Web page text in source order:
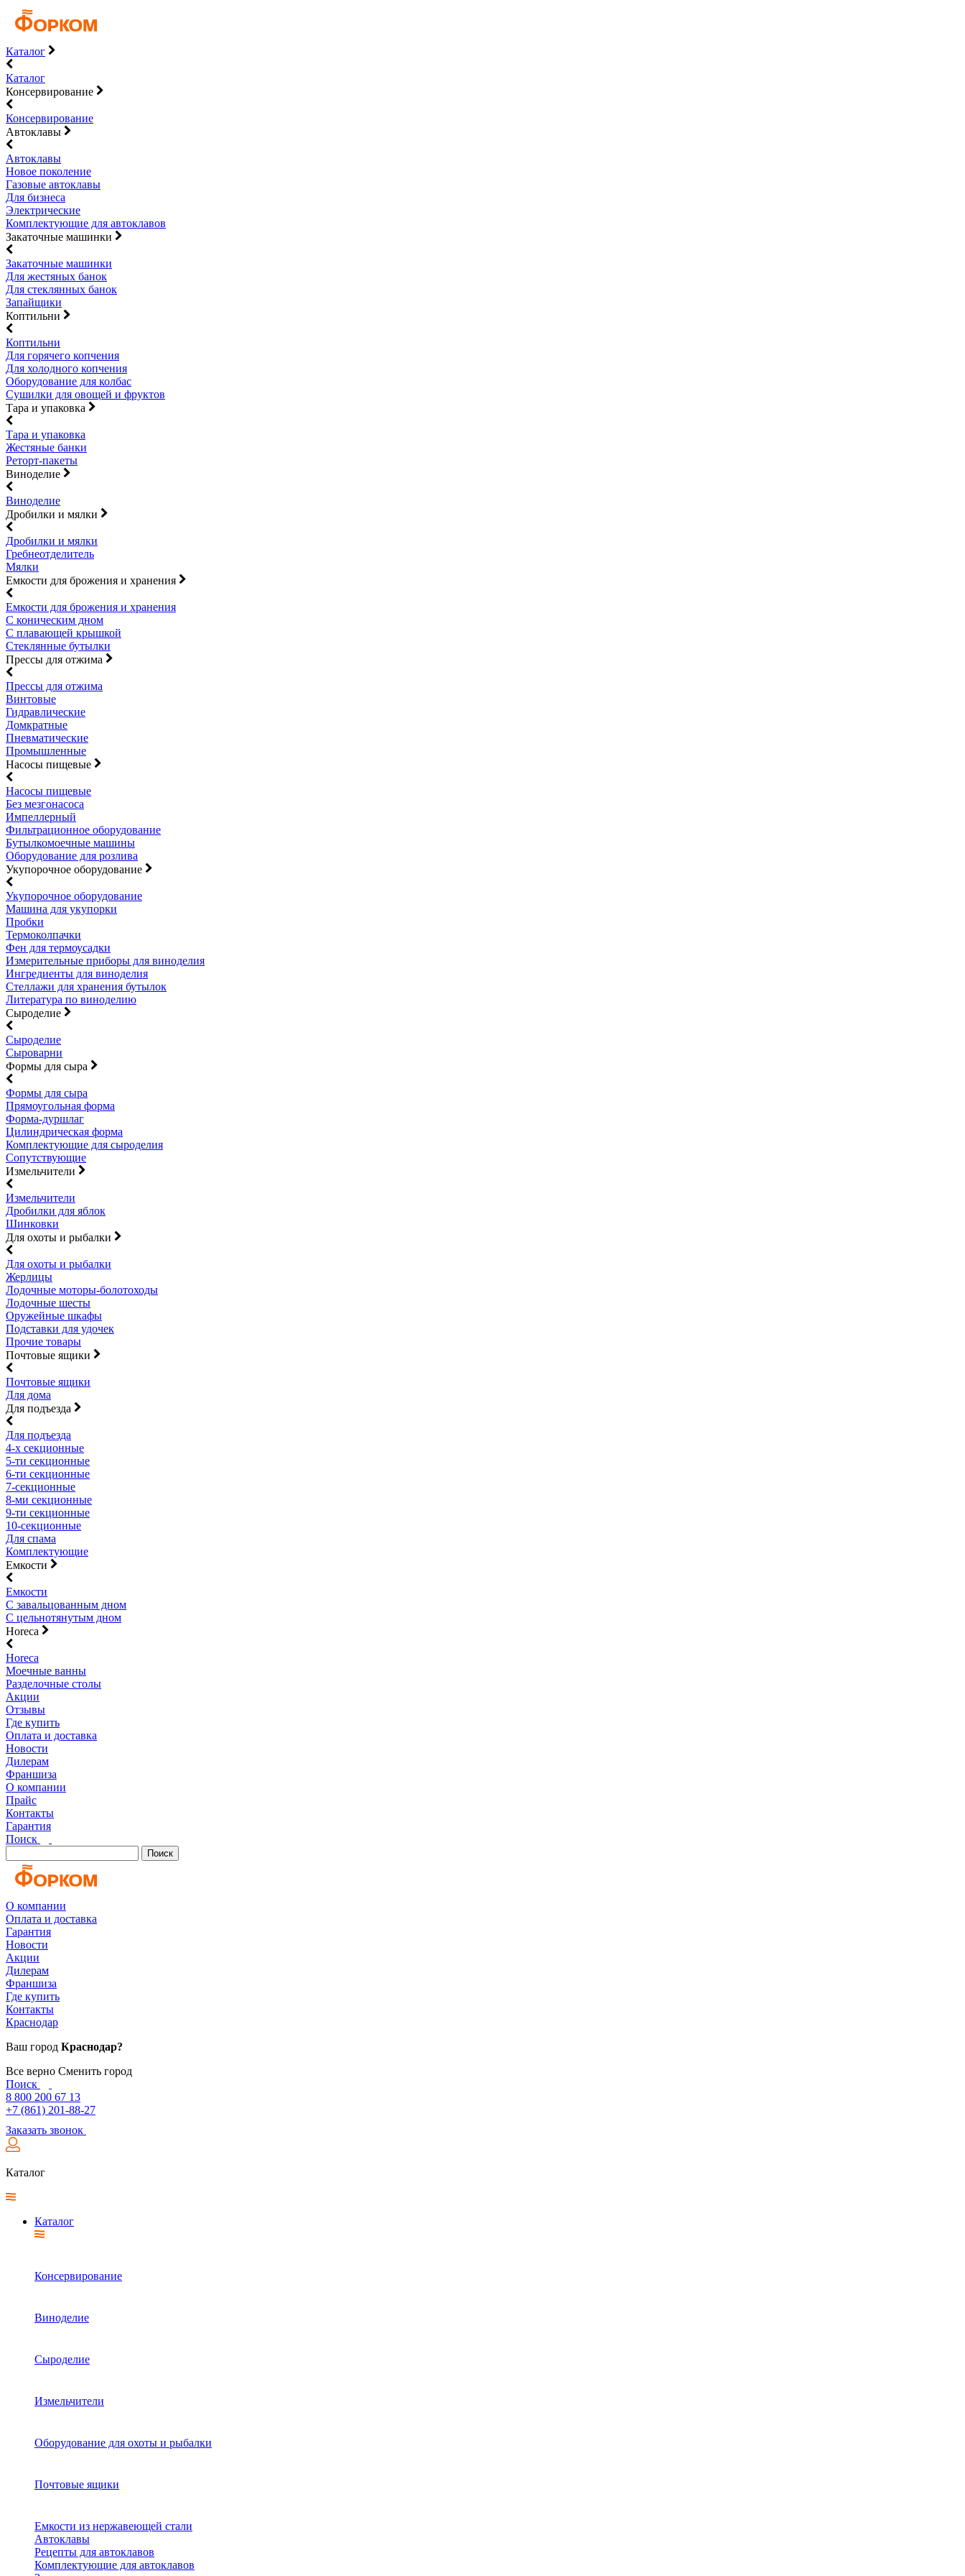
Каталог
Каталог
Консервирование
Консервирование
Автоклавы
Автоклавы
Новое поколение
Газовые автоклавы
Для бизнеса
Электрические
Комплектующие для автоклавов
Закаточные машинки
Закаточные машинки
Для жестяных банок
Для стеклянных банок
Запайщики
Коптильни
Коптильни
Для горячего копчения
Для холодного копчения
Оборудование для колбас
Сушилки для овощей и фруктов
Тара и упаковка
Тара и упаковка
Жестяные банки
Реторт-пакеты
Виноделие
Виноделие
Дробилки и мялки
Дробилки и мялки
Гребнеотделитель
Мялки
Емкости для брожения и хранения
Емкости для брожения и хранения
С коническим дном
С плавающей крышкой
Стеклянные бутылки
Прессы для отжима
Прессы для отжима
Винтовые
Гидравлические
Домкратные
Пневматические
Промышленные
Насосы пищевые
Насосы пищевые
Без мезгонасоса
Импеллерный
Фильтрационное оборудование
Бутылкомоечные машины
Оборудование для розлива
Укупорочное оборудование
Укупорочное оборудование
Машина для укупорки
Пробки
Термоколпачки
Фен для термоусадки
Измерительные приборы для виноделия
Ингредиенты для виноделия
Стеллажи для хранения бутылок
Литература по виноделию
Сыроделие
Сыроделие
Сыроварни
Формы для сыра
Формы для сыра
Прямоугольная форма
Форма-дуршлаг
Цилиндрическая форма
Комплектующие для сыроделия
Сопутствующие
Измельчители
Измельчители
Дробилки для яблок
Шинковки
Для охоты и рыбалки
Для охоты и рыбалки
Жерлицы
Лодочные моторы-болотоходы
Лодочные шесты
Оружейные шкафы
Подставки для удочек
Прочие товары
Почтовые ящики
Почтовые ящики
Для дома
Для подъезда
Для подъезда
4-х секционные
5-ти секционные
6-ти секционные
7-секционные
8-ми секционные
9-ти секционные
10-секционные
Для спама
Комплектующие
Емкости
Емкости
С завальцованным дном
С цельнотянутым дном
Horeca
Horeca
Моечные ванны
Разделочные столы
Акции
Отзывы
Где купить
Оплата и доставка
Новости
Дилерам
Франшиза
О компании
Прайс
Контакты
Гарантия
Поиск
Поиск
О компании
Оплата и доставка
Гарантия
Новости
Акции
Дилерам
Франшиза
Где купить
Контакты
Краснодар
Ваш город Краснодар?
Все верно Сменить город
Поиск
8 800 200 67 13
+7 (861) 201-88-27
Заказать звонок
Каталог
Каталог
Консервирование
Виноделие
Сыроделие
Измельчители
Оборудование для охоты и рыбалки
Почтовые ящики
Емкости из нержавеющей стали
Автоклавы
Рецепты для автоклавов
Комплектующие для автоклавов